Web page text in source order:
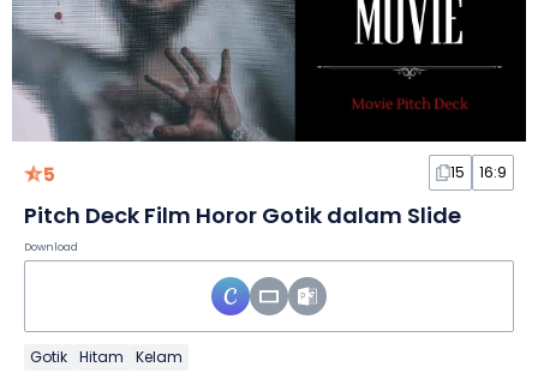
5 15 16:9
Pitch Deck Film Horor Gotik dalam Slide
Download
Gotik Hitam Kelam